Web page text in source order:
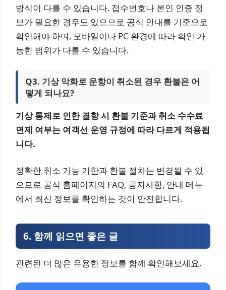
방식이 다를 수 있습니다. 접수번호나 본인 인증 정
보가 필요한 경우도 있으므로 공식 안내를 기준으로
확인해야 하며, 모바일이나 PC 환경에 따라 확인 가
능한 범위가 다를 수 있습니다.
Q3. 기상 악화로 운항이 취소된 경우 환불은 어
떻게 되나요?
기상 통제로 인한 결항 시 환불 기준과 취소 수수료
면제 여부는 여객선 운영 규정에 따라 다르게 적용됩
니다.
정확한 취소 가능 기한과 환불 절차는 변경될 수 있
으므로 공식 홈페이지의 FAQ, 공지사항, 안내 메뉴
에서 최신 정보를 확인하는 것이 안전합니다.
6. 함께 읽으면 좋은 글
관련된 더 많은 유용한 정보를 함께 확인해보세요.